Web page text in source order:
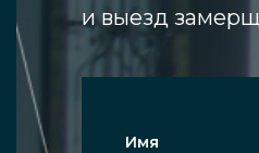
и выезд